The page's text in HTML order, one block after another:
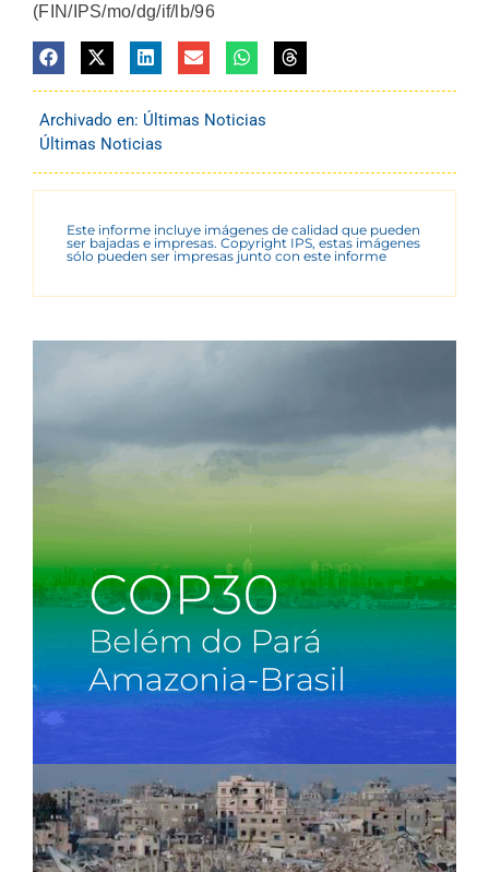
(FIN/IPS/mo/dg/if/lb/96
Archivado en: Últimas Noticias
Últimas Noticias
Este informe incluye imágenes de calidad que pueden
ser bajadas e impresas. Copyright IPS, estas imágenes
sólo pueden ser impresas junto con este informe